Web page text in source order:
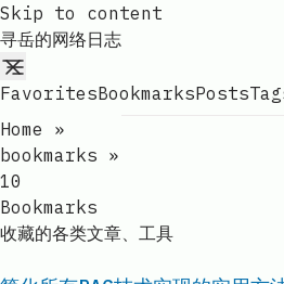
Skip to content
寻岳的网络日志
FavoritesBookmarksPosts
Home
»
bookmarks »
10
Bookmarks
收藏的各类文章、工具